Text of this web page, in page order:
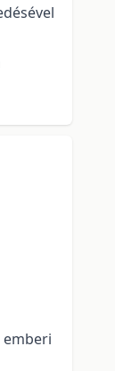
emberi